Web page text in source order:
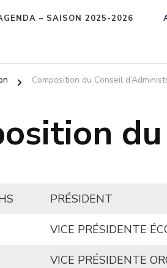
– SAISON 2025-2026
Composition du Conseil
PRÉSIDENT
VICE PRÉSIDENTE
VICE PRÉSIDENTE